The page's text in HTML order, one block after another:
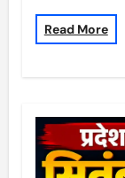
Read More